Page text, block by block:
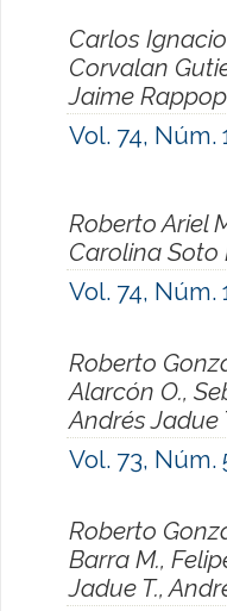
Carlos
Corvalan
Jaime
Vol. 74, Núm.
Roberto Ariel
Carolina Soto
Vol. 74, Núm.
Roberto
Alarcón O.,
Andrés Jadue
Vol. 73, Núm.
Roberto
Barra M.,
Jadue T.,